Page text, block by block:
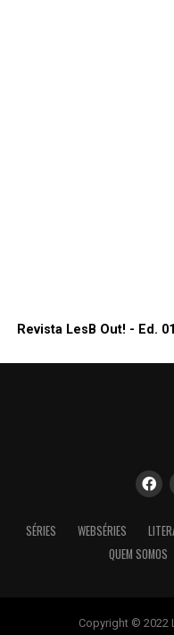
Revista LesB Out! - Ed. 01
SÉRIES WEBSÉRIES
QUEM SOMOS
Copyright © 2022